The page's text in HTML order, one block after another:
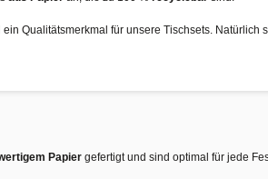
Qualitätsmerkmal für unsere Tischsets. Natürlich
Papier gefertigt und sind optimal für jede